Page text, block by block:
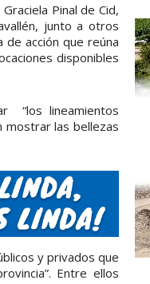
Pinal de Cid,
junto a otros
de acción que reúna
disponibles
“los lineamientos
mostrar las bellezas
y privados que
Entre ellos